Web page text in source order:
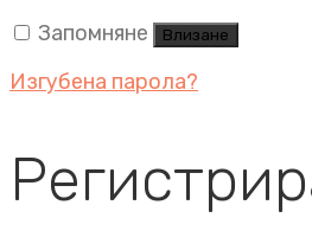
Запомняне
Влизане
Изгубена парола?